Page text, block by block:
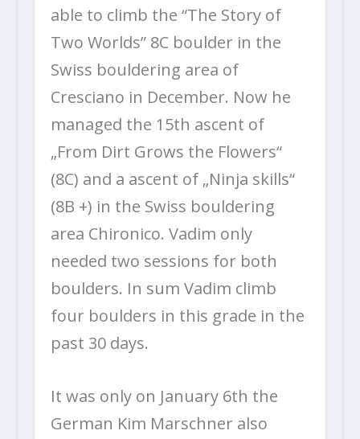
able to climb the “The Story of
Two Worlds” 8C boulder in the
Swiss bouldering area of ​​
Cresciano in December. Now he
managed the 15th ascent of
„From Dirt Grows the Flowers“
(8C) and a ascent of „Ninja skills“
(8B +) in the Swiss bouldering
area Chironico. Vadim only
needed two sessions for both
boulders. In sum Vadim climb
four boulders in this grade in the
past 30 days.
It was only on January 6th the
German Kim Marschner also